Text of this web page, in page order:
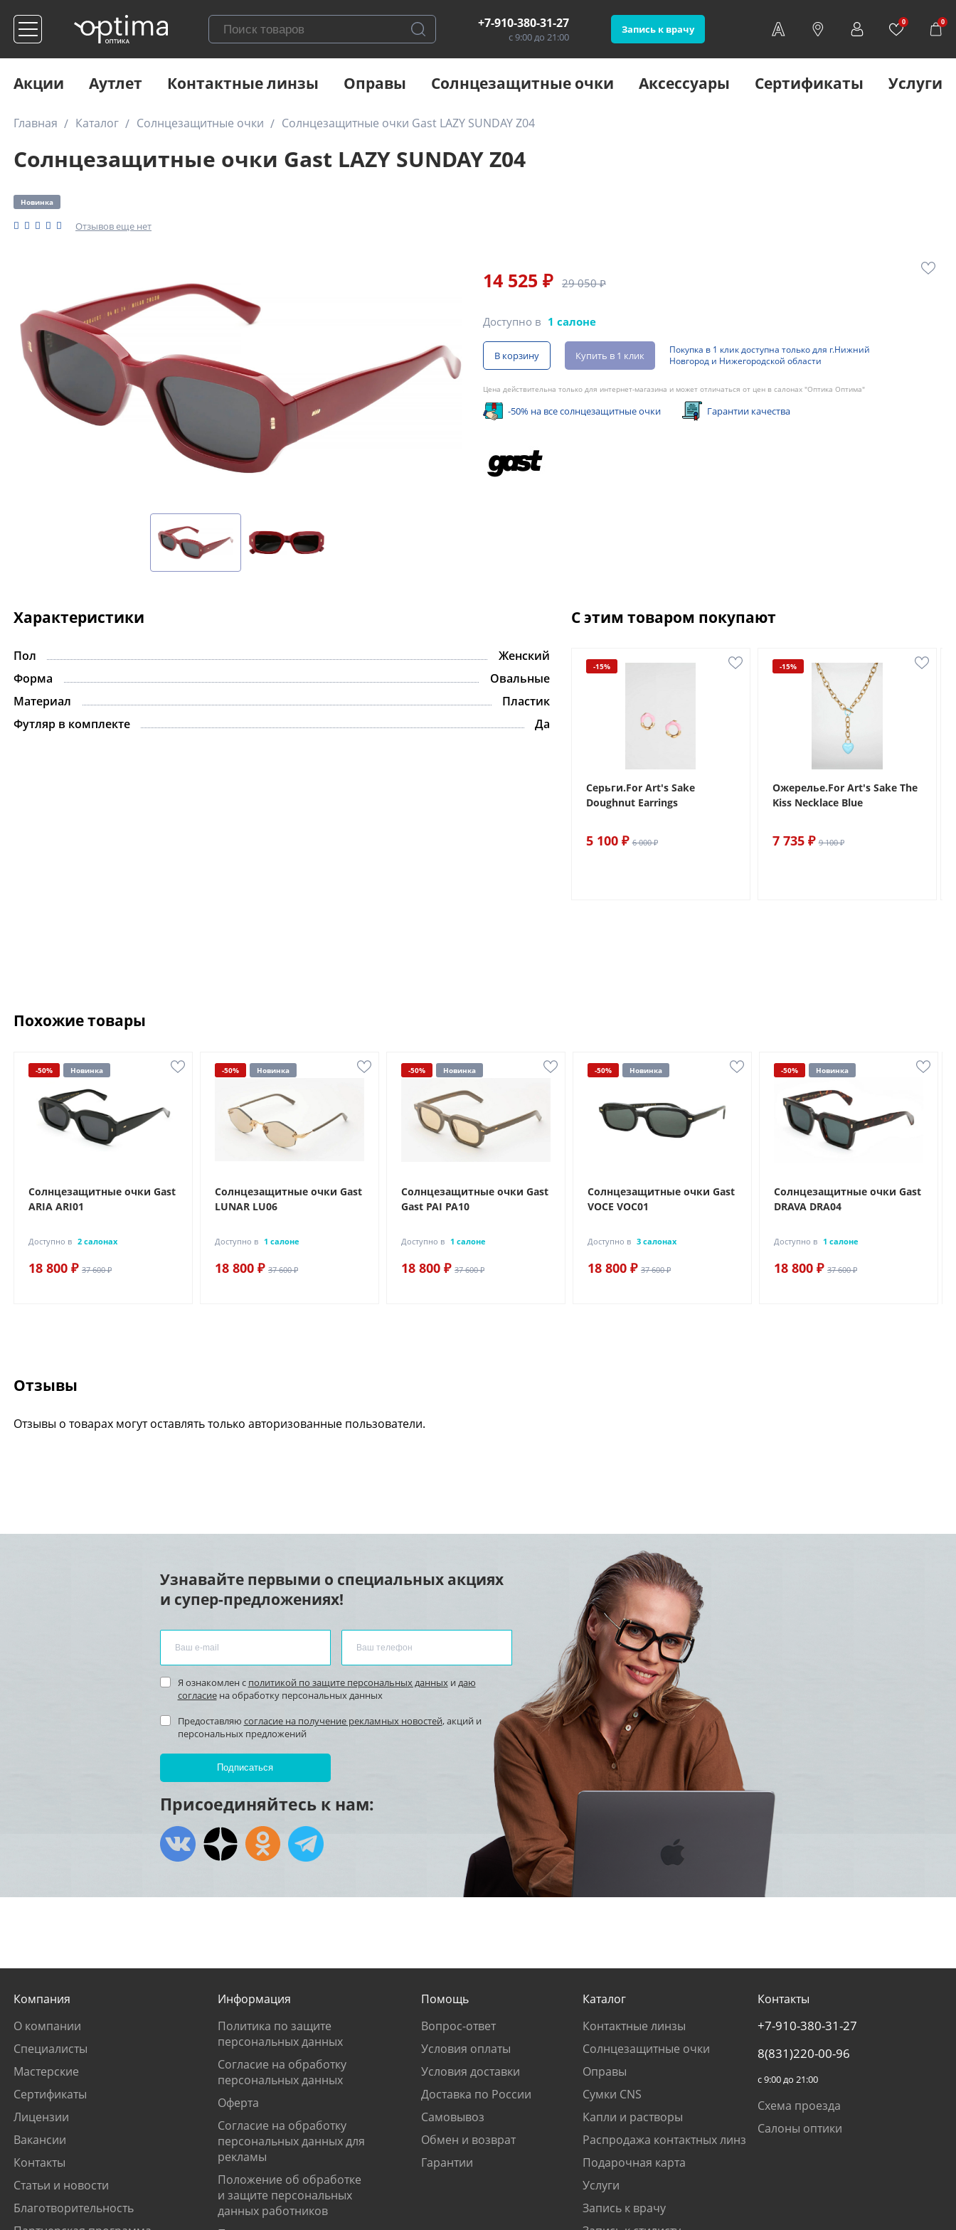
+7-910-380-31-27
с 9:00 до 21:00
Запись к врачу
0 0
Акции Аутлет Контактные линзы Оправы Солнцезащитные очки Аксессуары Сертификаты Услуги
Главная Каталог Солнцезащитные очки Солнцезащитные очки Gast LAZY SUNDAY Z04
Солнцезащитные очки Gast LAZY SUNDAY Z04
Новинка
Отзывов еще нет
14 525 ₽ 29 050 ₽
Доступно в 1 салоне
В корзину Купить в 1 клик
Покупка в 1 клик доступна только для г.Нижний
Новгород и Нижегородской области
Цена действительна только для интернет-магазина и может отличаться от цен в салонах "Оптика Оптима"
-50% на все солнцезащитные очки Гарантии качества
Характеристики
Пол
Женский
Форма
Овальные
Материал
Пластик
Футляр в комплекте
Да
С этим товаром покупают
-15%
Серьги.For Art's Sake
Doughnut Earrings
5 100 ₽ 6 000 ₽
-15%
Ожерелье.For Art's Sake The
Kiss Necklace Blue
7 735 ₽ 9 100 ₽
Похожие товары
-50% Новинка
Солнцезащитные очки Gast
ARIA ARI01
Доступно в 2 салонах
18 800 ₽ 37 600 ₽
-50% Новинка
Солнцезащитные очки Gast
LUNAR LU06
Доступно в 1 салоне
18 800 ₽ 37 600 ₽
-50% Новинка
Солнцезащитные очки Gast
Gast PAI PA10
Доступно в 1 салоне
18 800 ₽ 37 600 ₽
-50% Новинка
Солнцезащитные очки Gast
VOCE VOC01
Доступно в 3 салонах
18 800 ₽ 37 600 ₽
-50% Новинка
Солнцезащитные очки Gast
DRAVA DRA04
Доступно в 1 салоне
18 800 ₽ 37 600 ₽
Отзывы
Отзывы о товарах могут оставлять только авторизованные пользователи.
Узнавайте первыми о специальных акциях
и супер-предложениях!
Я ознакомлен с политикой по защите персональных данныхи даю
согласиена обработку персональных данных
Предоставляю согласие на получение рекламных новостей, акций и
персональных предложений
Присоединяйтесь к нам:
Компания
О компании
Специалисты
Мастерские
Сертификаты
Лицензии
Вакансии
Контакты
Статьи и новости
Благотворительность
Информация
Политика по защите
персональных данных
Согласие на обработку
персональных данных
Оферта
Согласие на обработку
персональных данных для
рекламы
Положение об обработке
и защите персональных
данных работников
Помощь
Вопрос-ответ
Условия оплаты
Условия доставки
Доставка по России
Самовывоз
Обмен и возврат
Гарантии
Каталог
Контактные линзы
Солнцезащитные очки
Оправы
Сумки CNS
Капли и растворы
Распродажа контактных линз
Подарочная карта
Услуги
Запись к врачу
Контакты
+7-910-380-31-27
8(831)220-00-96
с 9:00 до 21:00
Схема проезда
Салоны оптики